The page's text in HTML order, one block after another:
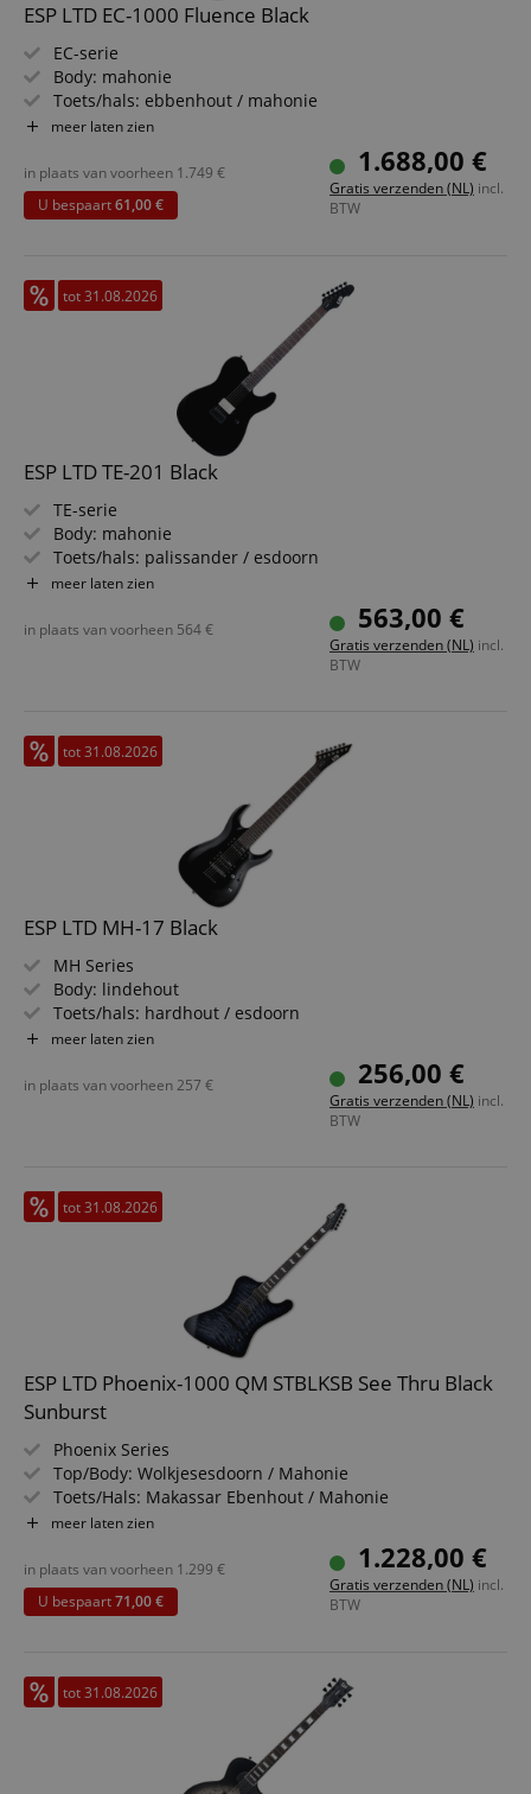
ESP LTD EC-1000 Fluence Black
EC-serie
Body: mahonie
Toets/hals: ebbenhout / mahonie
Pickups: Fishman Fluence Modern Humbucker
Kleur & afwerking: zwart, glans
meer laten zien
1.688,00 €
Gratis verzenden (NL) incl.
BTW
in plaats van voorheen 1.749 €
U bespaart61,00 €
tot 31.08.2026
ESP LTD TE-201 Black
TE-serie
Body: mahonie
Toets/hals: palissander / esdoorn
Pickup: 1x ESP LH-150B (splitbaar)
meer laten zien
563,00 €
Gratis verzenden (NL) incl.
BTW
in plaats van voorheen 564€
tot 31.08.2026
ESP LTD MH-17 Black
MH Series
Body: lindehout
Toets/hals: hardhout / esdoorn
Pickups: 2x ESP Designed LH-100 (HH)
Inclusief gigbag
meer laten zien
256,00 €
Gratis verzenden (NL) incl.
BTW
in plaats van voorheen257 €
tot 31.08.2026
ESP LTD Phoenix-1000 QM STBLKSB See Thru Black
Sunburst
Phoenix Series
Top/Body: Wolkjesesdoorn / Mahonie
Toets/Hals: Makassar Ebenhout / Mahonie
Pickups: Seymour Duncan Custom Nickel / Phat Cat
Kleur & Finish: See Thru Black Sunburst, Gloss
meer laten zien
1.228,00 €
Gratis verzenden (NL) incl.
BTW
in plaats van voorheen 1.299 €
U bespaart71,00 €
tot 31.08.2026